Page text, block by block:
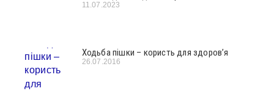
11.07.2023
Ходьба пішки – користь для здоров’я
26.07.2016